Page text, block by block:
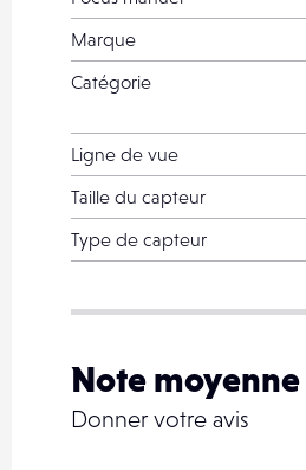
Marque
Catégorie
Ligne de vue
Taille du capteur
Type de capteur
Note moyenne
Donner votre avis